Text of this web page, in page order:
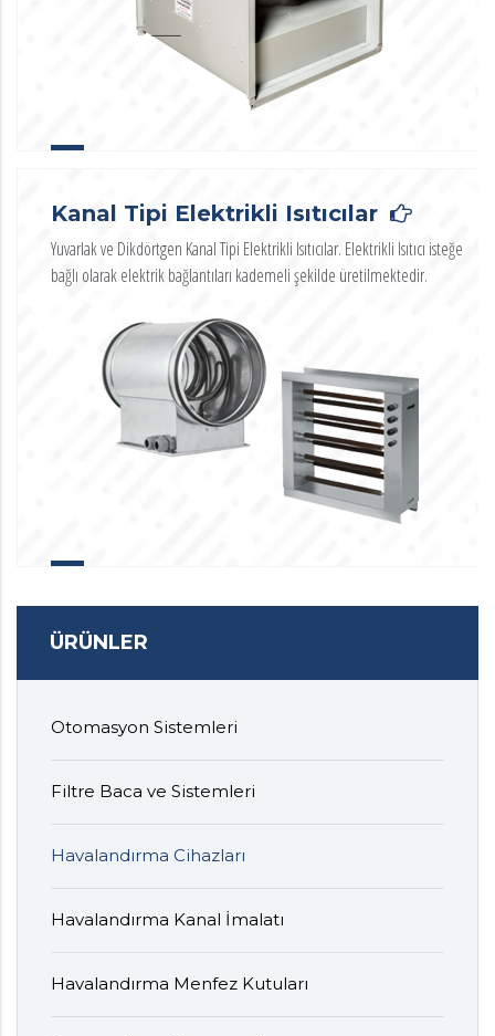
Kanal Tipi Elektrikli Isıtıcılar
Yuvarlak ve Dikdörtgen Kanal Tipi Elektrikli Isıtıcılar. Elektrikli Isıtıcı isteğe
bağlı olarak elektrik bağlantıları kademeli şekilde üretilmektedir.
ÜRÜNLER
Otomasyon Sistemleri
Filtre Baca ve Sistemleri
Havalandırma Cihazları
Havalandırma Kanal İmalatı
Havalandırma Menfez Kutuları